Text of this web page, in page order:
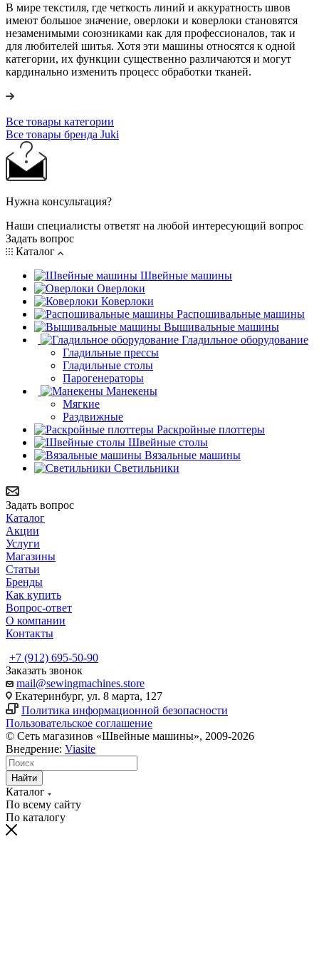
В мире текстиля, где четкость линий и аккуратность швов
имеют большое значение, оверлоки и коверлоки становятся
незаменимыми союзниками как для профессионалов, так и
для любителей шитья. Хотя эти машины относятся к одной
категории, их функции существенно различаются и могут
кардинально изменить процесс обработки тканей.
Все товары категории
Все товары бренда Juki
Нужна консультация?
Наши специалисты ответят на любой интересующий вопрос
Задать вопрос
Каталог
Швейные машины
Оверлоки
Коверлоки
Распошивальные машины
Вышивальные машины
Гладильное оборудование
Гладильные прессы
Гладильные столы
Парогенераторы
Манекены
Мягкие
Раздвижные
Раскройные плоттеры
Швейные столы
Вязальные машины
Светильники
Задать вопрос
Каталог
Акции
Услуги
Магазины
Статьи
Бренды
Как купить
Вопрос-ответ
О компании
Контакты
+7 (912) 695-50-90
Заказать звонок
mail@sewingmachines.store
Екатеринбург, ул. 8 марта, 127
Политика информационной безопасности
Пользовательское соглашение
© Сеть магазинов «Швейные машины», 2009-2026
Внедрение: Viasite
Найти
Каталог
По всему сайту
По каталогу